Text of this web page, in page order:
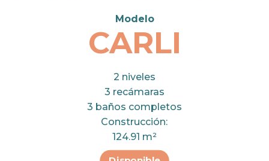
Modelo
CARLI
2 niveles
3 recámaras
3 baños completos
Construcción:
124.91 m²